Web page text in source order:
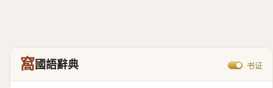
窩國語辭典 书证